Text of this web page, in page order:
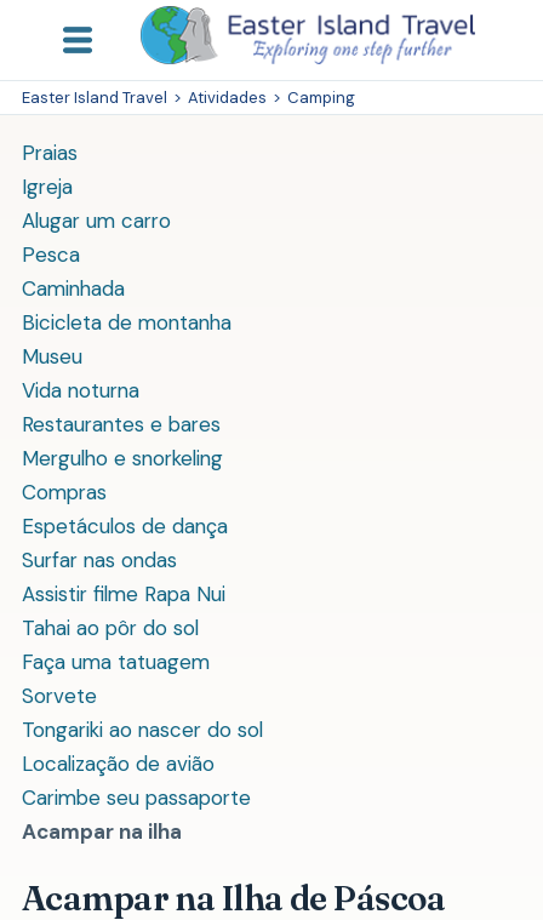
Easter Island Travel > Atividades > Camping
Praias
Igreja
Alugar um carro
Pesca
Caminhada
Bicicleta de montanha
Museu
Vida noturna
Restaurantes e bares
Mergulho e snorkeling
Compras
Espetáculos de dança
Surfar nas ondas
Assistir filme Rapa Nui
Tahai ao pôr do sol
Faça uma tatuagem
Sorvete
Tongariki ao nascer do sol
Localização de avião
Carimbe seu passaporte
Acampar na ilha
Acampar na Ilha de Páscoa